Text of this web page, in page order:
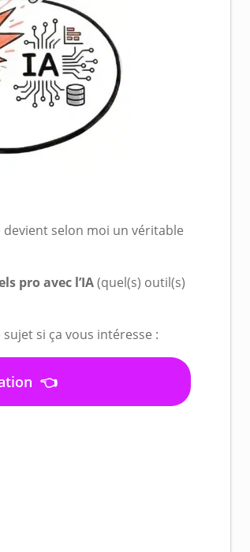
devient selon moi un véritable
pro avec l’IA(quel(s) outil(s)
sujet si ça vous intéresse :
👈